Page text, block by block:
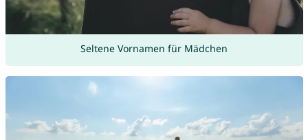
Seltene Vornamen für Mädchen